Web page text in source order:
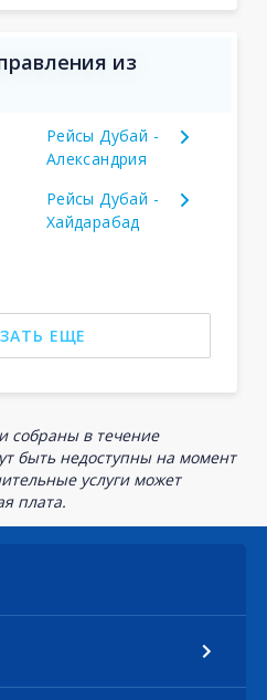
из
Рейсы Дубай -
Александрия
Рейсы Дубай -
Хайдарабад
ЕЩЕ
собраны в течение
быть недоступны на момент
услуги может
плата.